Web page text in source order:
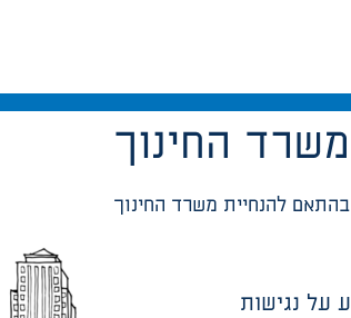
החינוך
להנחיית משרד החינוך
על נגישות